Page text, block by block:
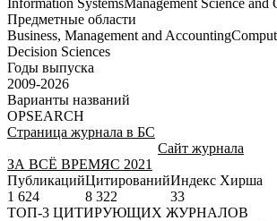
Information SystemsManagement Science and
Предметные области
Business, Management and Accounting
Decision Sciences
Годы выпуска
2009-2026
Варианты названий
OPSEARCH
Страница журнала в БС
Сайт журнала
ЗА ВСЁ ВРЕМЯС 2021
Публикаций
1 624
Цитирований
8 322
Индекс Хирша
33
ТОП-3 ЦИТИРУЮЩИХ ЖУРНАЛОВ